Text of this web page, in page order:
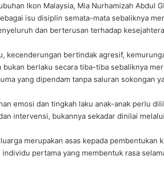
Ikon Malaysia, Mia Nurhamizah Abdul
isu disiplin semata-mata sebaliknya
dan berterusan terhadap
kecenderungan bertindak agresif,
bukan berlaku secara tiba-tiba sebaliknya
yang dipendam tanpa saluran sokongan
emosi dan tingkah laku anak-anak perlu
intervensi, bukannya sekadar dinilai
merupakan asas kepada pembentukan
individu pertama yang membentuk rasa